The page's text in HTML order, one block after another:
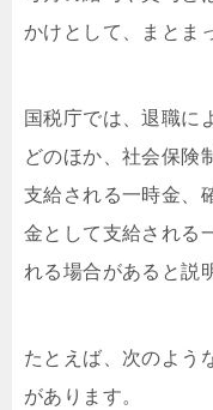
かけとして、まとま
国税庁では、退職に
どのほか、社会保険
支給される一時金、
金として支給される
れる場合があると説
たとえば、次のよう
があります。